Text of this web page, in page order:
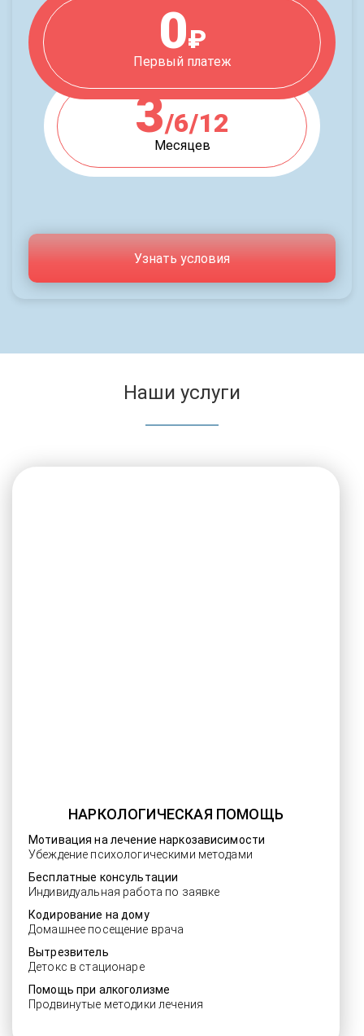
0₽
Первый платеж
3/6/12
Месяцев
Узнать условия
Наши услуги
НАРКОЛОГИЧЕСКАЯ ПОМОЩЬ
Мотивация на лечение наркозависимости
Убеждение психологическими методами
Бесплатные консультации
Индивидуальная работа по заявке
Кодирование на дому
Домашнее посещение врача
Вытрезвитель
Детокс в стационаре
Помощь при алкоголизме
Продвинутые методики лечения